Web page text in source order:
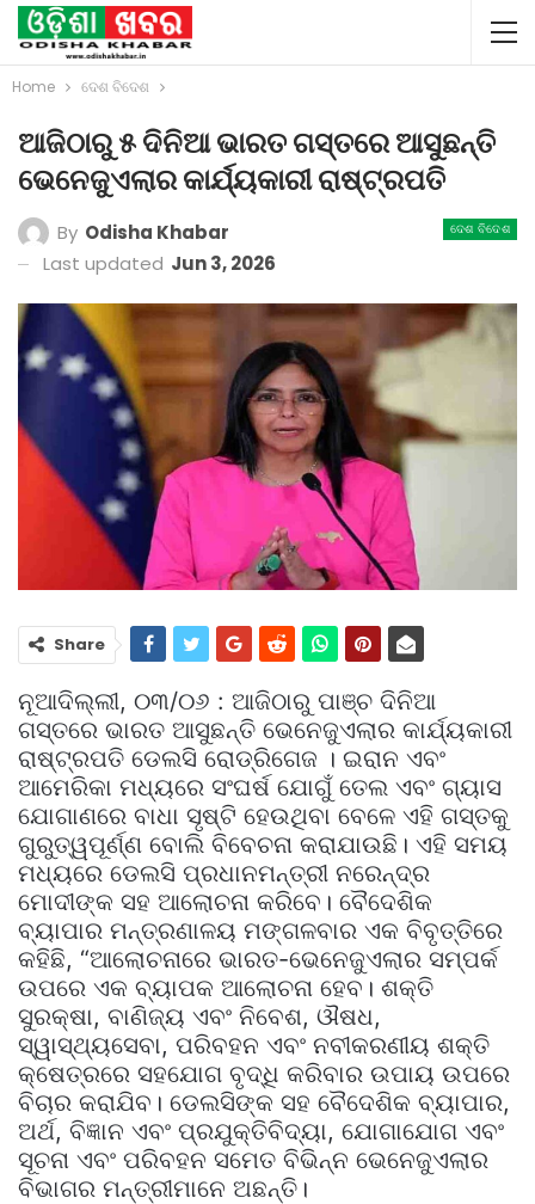
Home ଦେଶ ବିଦେଶ
ଆଜିଠାରୁ ୫ ଦିନିଆ ଭାରତ ଗସ୍ତରେ ଆସୁଛନ୍ତି
ଭେନେଜୁଏଲାର କାର୍ଯ୍ୟକାରୀ ରାଷ୍ଟ୍ରପତି
ଦେଶ ବିଦେଶ
By Odisha Khabar
Last updated Jun 3, 2026
Share
ନୂଆଦିଲ୍ଲୀ, ୦୩/୦୬ : ଆଜିଠାରୁ ପାଞ୍ଚ ଦିନିଆ
ଗସ୍ତରେ ଭାରତ ଆସୁଛନ୍ତି ଭେନେଜୁଏଲାର କାର୍ଯ୍ୟକାରୀ
ରାଷ୍ଟ୍ରପତି ଡେଲସି ରୋଡ୍ରିଗେଜ । ଇରାନ ଏବଂ
ଆମେରିକା ମଧ୍ୟରେ ସଂଘର୍ଷ ଯୋଗୁଁ ତେଲ ଏବଂ ଗ୍ୟାସ
ଯୋଗାଣରେ ବାଧା ସୃଷ୍ଟି ହେଉଥିବା ବେଳେ ଏହି ଗସ୍ତକୁ
ଗୁରୁତ୍ୱପୂର୍ଣ୍ଣ ବୋଲି ବିବେଚନା କରାଯାଉଛି। ଏହି ସମୟ
ମଧ୍ୟରେ ଡେଲସି ପ୍ରଧାନମନ୍ତ୍ରୀ ନରେନ୍ଦ୍ର
ମୋଦୀଙ୍କ ସହ ଆଲୋଚନା କରିବେ। ବୈଦେଶିକ
ବ୍ୟାପାର ମନ୍ତ୍ରଣାଳୟ ମଙ୍ଗଳବାର ଏକ ବିବୃତ୍ତିରେ
କହିଛି, “ଆଲୋଚନାରେ ଭାରତ-ଭେନେଜୁଏଲାର ସମ୍ପର୍କ
ଉପରେ ଏକ ବ୍ୟାପକ ଆଲୋଚନା ହେବ। ଶକ୍ତି
ସୁରକ୍ଷା, ବାଣିଜ୍ୟ ଏବଂ ନିବେଶ, ଔଷଧ,
ସ୍ୱାସ୍ଥ୍ୟସେବା, ପରିବହନ ଏବଂ ନବୀକରଣୀୟ ଶକ୍ତି
କ୍ଷେତ୍ରରେ ସହଯୋଗ ବୃଦ୍ଧି କରିବାର ଉପାୟ ଉପରେ
ବିଚାର କରାଯିବ। ଡେଲସିଙ୍କ ସହ ବୈଦେଶିକ ବ୍ୟାପାର,
ଅର୍ଥ, ବିଜ୍ଞାନ ଏବଂ ପ୍ରଯୁକ୍ତିବିଦ୍ୟା, ଯୋଗାଯୋଗ ଏବଂ
ସୂଚନା ଏବଂ ପରିବହନ ସମେତ ବିଭିନ୍ନ ଭେନେଜୁଏଲାର
ବିଭାଗର ମନ୍ତ୍ରୀମାନେ ଅଛନ୍ତି।